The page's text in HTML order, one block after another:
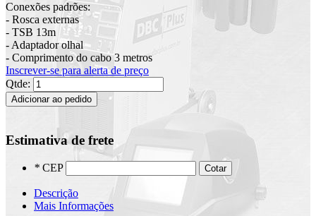
Conexões padrões:
- Rosca externas
- TSB 13m
- Adaptador olhal
- Comprimento do cabo 3 metros
Inscrever-se para alerta de preço
Qtde:
Adicionar ao pedido
Estimativa de frete
* CEP Cotar
Descrição
Mais Informações